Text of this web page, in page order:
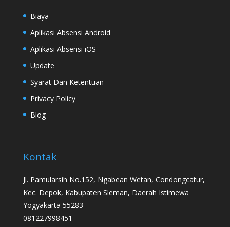
Biaya
Aplikasi Absensi Android
Aplikasi Absensi iOS
Update
Syarat Dan Ketentuan
Privacy Policy
Blog
Kontak
Jl. Pamularsih No.152, Ngabean Wetan, Condongcatur,
Kec. Depok, Kabupaten Sleman, Daerah Istimewa
Yogyakarta 55283
081227998451